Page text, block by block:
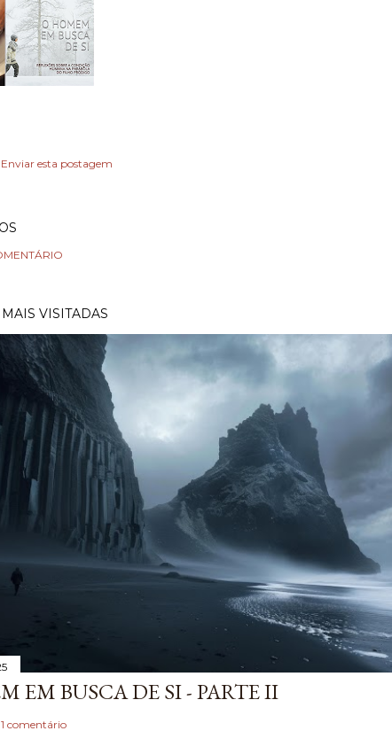
Enviar esta postagem
VISITADAS
EM BUSCA DE SI - PARTE II
1 comentário